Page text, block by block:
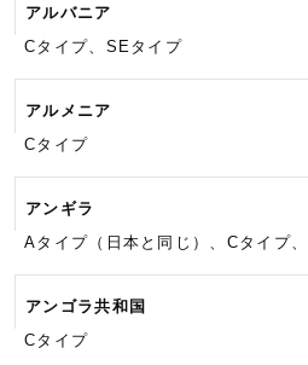
アルバニア
Cタイプ、SEタイプ
アルメニア
Cタイプ
アンギラ
Aタイプ（日本と同じ）、Cタイプ、
アンゴラ共和国
Cタイプ